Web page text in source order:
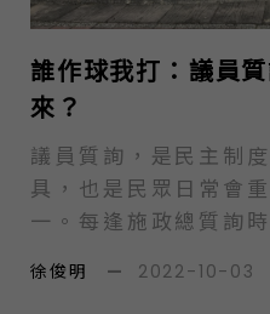
的質詢問題（
誰作球我打：議員
來？
議員質詢，是民主制
具，也是民眾日常會
一。每逢施政總質詢
在質詢時，常會贈送
徐俊明 — 2022-10-03